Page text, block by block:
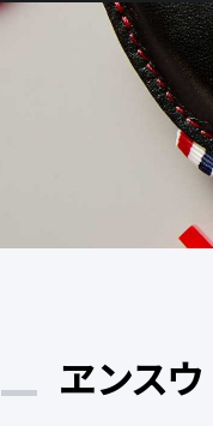
スズキ
トヨタ 日
ヱンス